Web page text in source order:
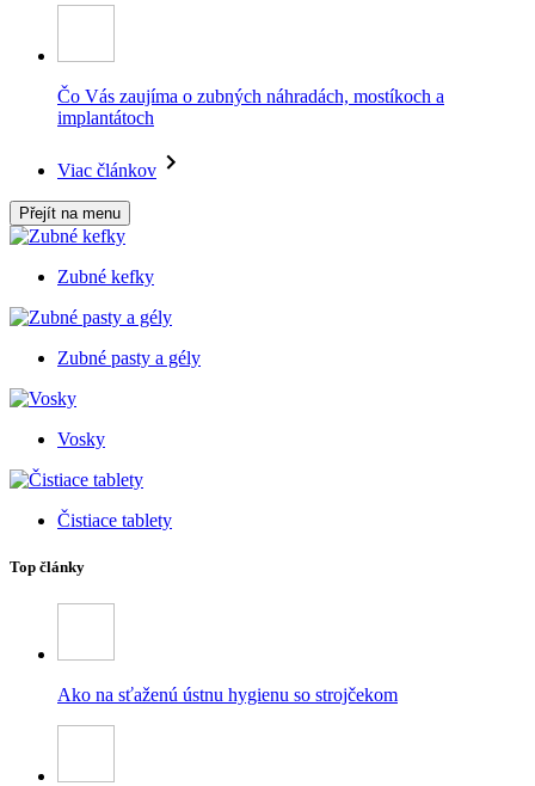
Čo Vás zaujíma o zubných náhradách, mostíkoch a
implantátoch
Viac článkov
Přejít na menu
Zubné kefky
Zubné pasty a gély
Vosky
Čistiace tablety
Top články
Ako na sťaženú ústnu hygienu so strojčekom